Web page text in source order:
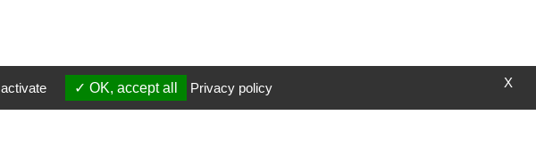
X
OK, accept all Privacy policy